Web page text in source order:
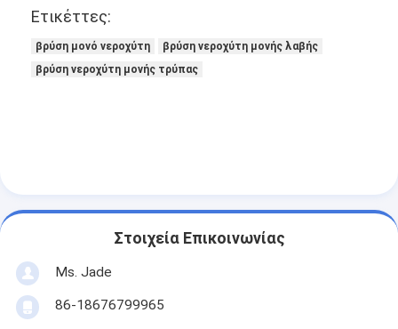
Ετικέττες:
βρύση μονό νεροχύτη
βρύση νεροχύτη μονής λαβής
βρύση νεροχύτη μονής τρύπας
Στοιχεία Επικοινωνίας
Ms. Jade
86-18676799965